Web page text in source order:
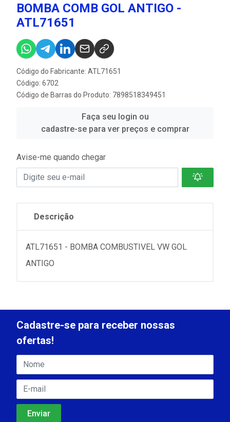
BOMBA COMB GOL ANTIGO -
ATL71651
Código do Fabricante: ATL71651
Código: 6702
Código de Barras do Produto: 7898518349451
Faça seu login ou
cadastre-se para ver preços e comprar
Avise-me quando chegar
Descrição
ATL71651 - BOMBA COMBUSTIVEL VW GOL
ANTIGO
Cadastre-se para receber nossas
ofertas!